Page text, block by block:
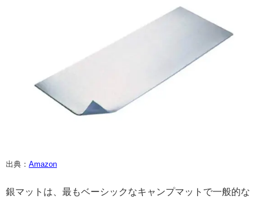
出典： Amazon
銀マットは、最もベーシックなキャンプマットで一般的な